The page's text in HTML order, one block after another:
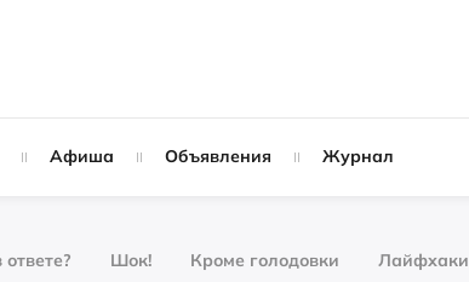
Афиша Объявления Журнал
ответе? Шок! Кроме голодовки Лайфхаки